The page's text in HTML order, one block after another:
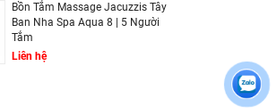
Bồn Tắm Massage Jacuzzis Tây
Ban Nha Spa Aqua 8 | 5 Người
Tắm
Liên hệ